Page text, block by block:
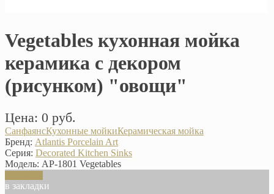
Vegetables кухонная мойка
керамика с декором
(рисунком) "овощи"
Цена: 0 руб.
СанфаянсКухонные мойкиКерамическая мойка
Бренд: Atlantis Porcelain Art
Серия: Decorated Kitchen Sinks
Модель: AP-1801 Vegetables
в закладки